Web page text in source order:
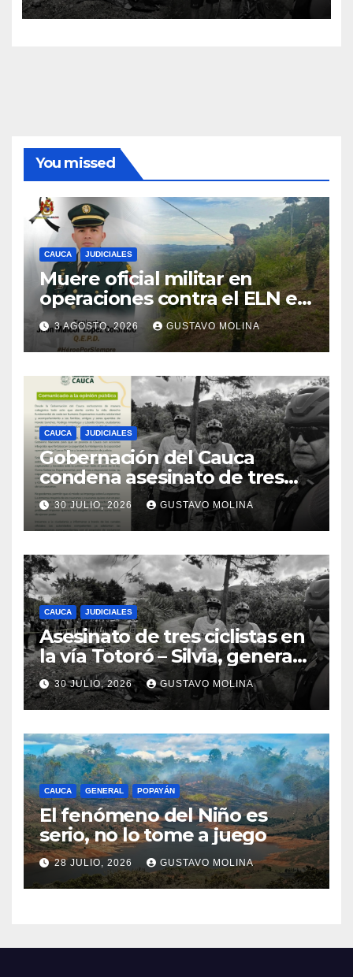
You missed
CAUCA JUDICIALES
Muere oficial militar en
operaciones contra el ELN en
el sur del Cauca
3 AGOSTO, 2026 GUSTAVO MOLINA
CAUCA JUDICIALES
Gobernación del Cauca
condena asesinato de tres
ciudadanos y exige medidas
urgentes al Gobierno
Nacional
30 JULIO, 2026 GUSTAVO MOLINA
CAUCA JUDICIALES
Asesinato de tres ciclistas en
la vía Totoró – Silvia, genera
consternación en el Cauca
30 JULIO, 2026 GUSTAVO MOLINA
CAUCA GENERAL POPAYÁN
El fenómeno del Niño es
serio, no lo tome a juego
28 JULIO, 2026 GUSTAVO MOLINA